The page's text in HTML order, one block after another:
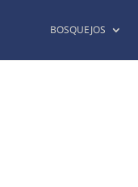
BOSQUEJOS